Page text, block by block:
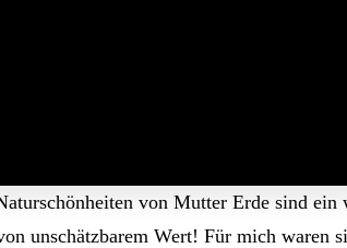
von Mutter Erde sind ein
unschätzbarem Wert! Für mich waren